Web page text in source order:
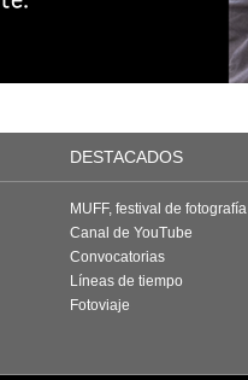
DESTACADOS
MUFF, festival de fotografía
Canal de YouTube
Convocatorias
Líneas de tiempo
Fotoviaje